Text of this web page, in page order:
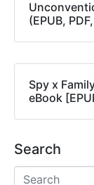
(EPUB,
Spy x
eBook
Search